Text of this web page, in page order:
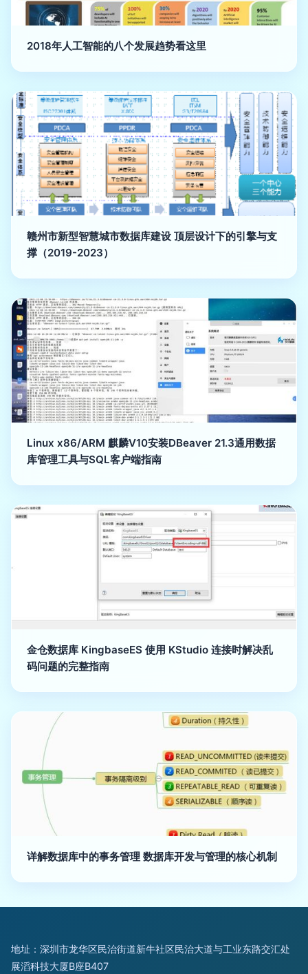
2018年人工智能的八个发展趋势看这里
赣州市新型智慧城市数据库建设 顶层设计下的引擎与支
撑（2019-2023）
Linux x86/ARM 麒麟V10安装DBeaver 21.3通用数据
库管理工具与SQL客户端指南
金仓数据库 KingbaseES 使用 KStudio 连接时解决乱
码问题的完整指南
详解数据库中的事务管理 数据库开发与管理的核心机制
地址：深圳市龙华区民治街道新牛社区民治大道与工业东路交汇处
展滔科技大厦B座B407